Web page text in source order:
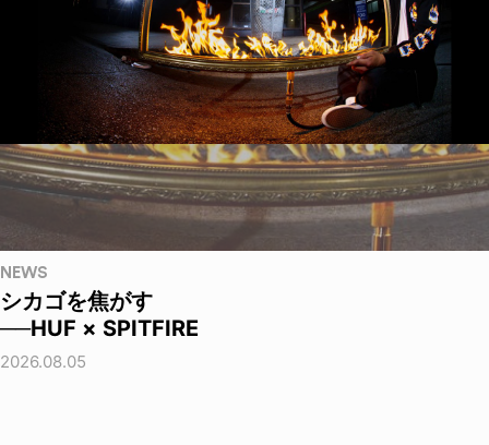
NEWS
シカゴを焦がす
──HUF × SPITFIRE
2026.08.05